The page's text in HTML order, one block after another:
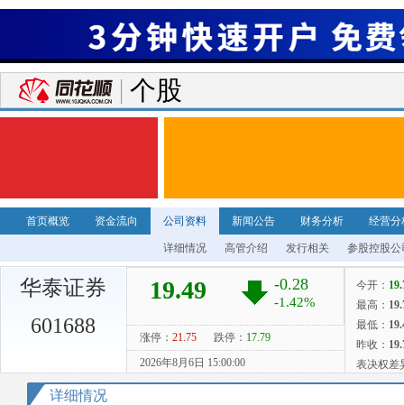
个股
首页概览 资金流向 公司资料 新闻公告 财务分析 经营分
详细情况 高管介绍 发行相关 参股控股公
华泰证券
601688